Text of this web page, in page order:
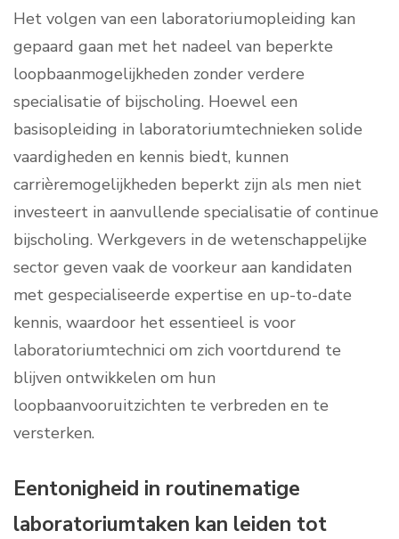
Het volgen van een laboratoriumopleiding kan
gepaard gaan met het nadeel van beperkte
loopbaanmogelijkheden zonder verdere
specialisatie of bijscholing. Hoewel een
basisopleiding in laboratoriumtechnieken solide
vaardigheden en kennis biedt, kunnen
carrièremogelijkheden beperkt zijn als men niet
investeert in aanvullende specialisatie of continue
bijscholing. Werkgevers in de wetenschappelijke
sector geven vaak de voorkeur aan kandidaten
met gespecialiseerde expertise en up-to-date
kennis, waardoor het essentieel is voor
laboratoriumtechnici om zich voortdurend te
blijven ontwikkelen om hun
loopbaanvooruitzichten te verbreden en te
versterken.
Eentonigheid in routinematige
laboratoriumtaken kan leiden tot